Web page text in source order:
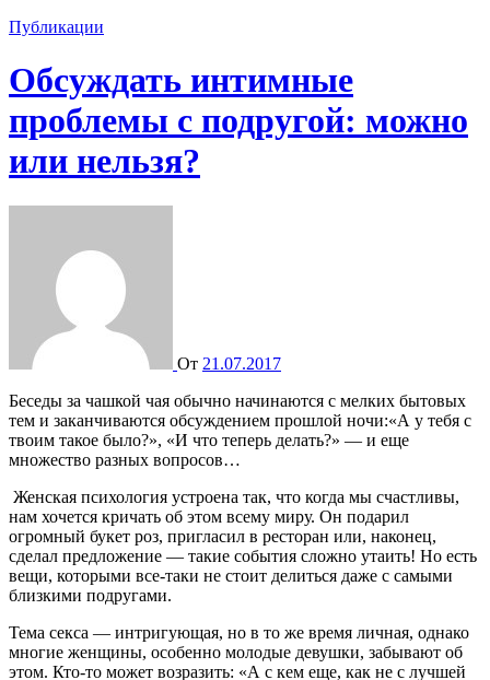
Публикации
Обсуждать интимные
проблемы с подругой: можно
или нельзя?
От 21.07.2017
Беседы за чашкой чая обычно начинаются с мелких бытовых
тем и заканчиваются обсуждением прошлой ночи:«А у тебя с
твоим такое было?», «И что теперь делать?» — и еще
множество разных вопросов…
Женская психология устроена так, что когда мы счастливы,
нам хочется кричать об этом всему миру. Он подарил
огромный букет роз, пригласил в ресторан или, наконец,
сделал предложение — такие события сложно утаить! Но есть
вещи, которыми все-таки не стоит делиться даже с самыми
близкими подругами.
Тема секса — интригующая, но в то же время личная, однако
многие женщины, особенно молодые девушки, забывают об
этом. Кто-то может возразить: «А с кем еще, как не с лучшей